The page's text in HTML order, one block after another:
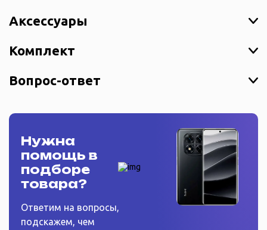
Аксессуары
Комплект
Вопрос-ответ
Нужна
помощь в
подборе
товара?
Ответим на вопросы,
подскажем, чем